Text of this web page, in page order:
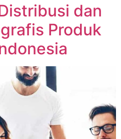
dan
Produk